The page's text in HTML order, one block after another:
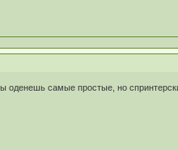
оденешь самые простые, но